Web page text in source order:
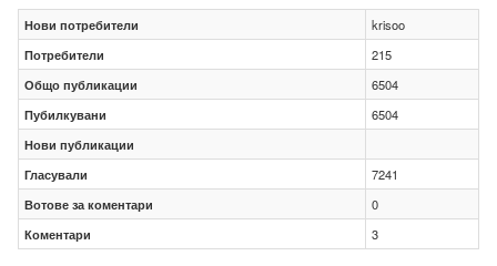
Нови потребители
krisoo
Потребители
215
Общо публикации
6504
Пубилкувани
6504
Нови публикации
Гласували
7241
Вотове за коментари
0
Коментари
3